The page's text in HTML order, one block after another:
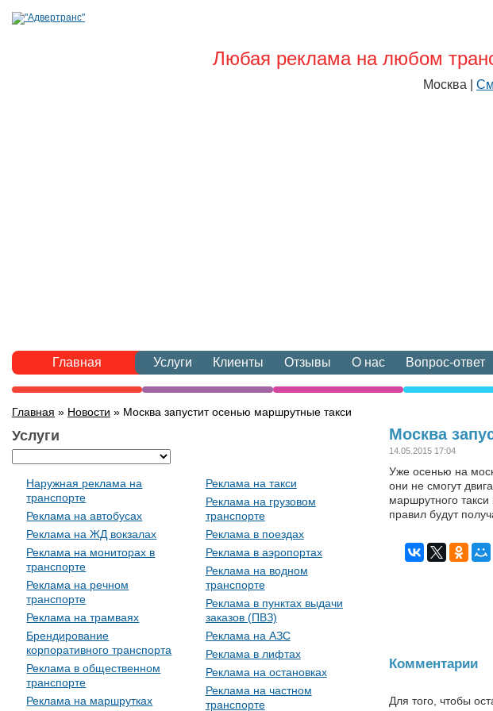
Любая реклама на любом
Москва |
Главная Услуги Клиенты Отзывы О нас Вопрос-ответ
Главная » Новости » Москва запустит осенью маршрутные такси
Москва
14.05.2015 17:04
Уже осенью на
они не смогут
маршрутного
правил будут
Комментарии
Для того, чтобы
Услуги
Наружная реклама на
транспорте
Реклама на автобусах
Реклама на ЖД вокзалах
Реклама на мониторах в
транспорте
Реклама на речном
транспорте
Реклама на трамваях
Брендирование
корпоративного транспорта
Реклама в общественном
транспорте
Реклама на маршрутках
Реклама на такси
Реклама на грузовом
транспорте
Реклама в поездах
Реклама в аэропортах
Реклама на водном
транспорте
Реклама в пунктах выдачи
заказов (ПВЗ)
Реклама на АЗС
Реклама в лифтах
Реклама на остановках
Реклама на частном
транспорте